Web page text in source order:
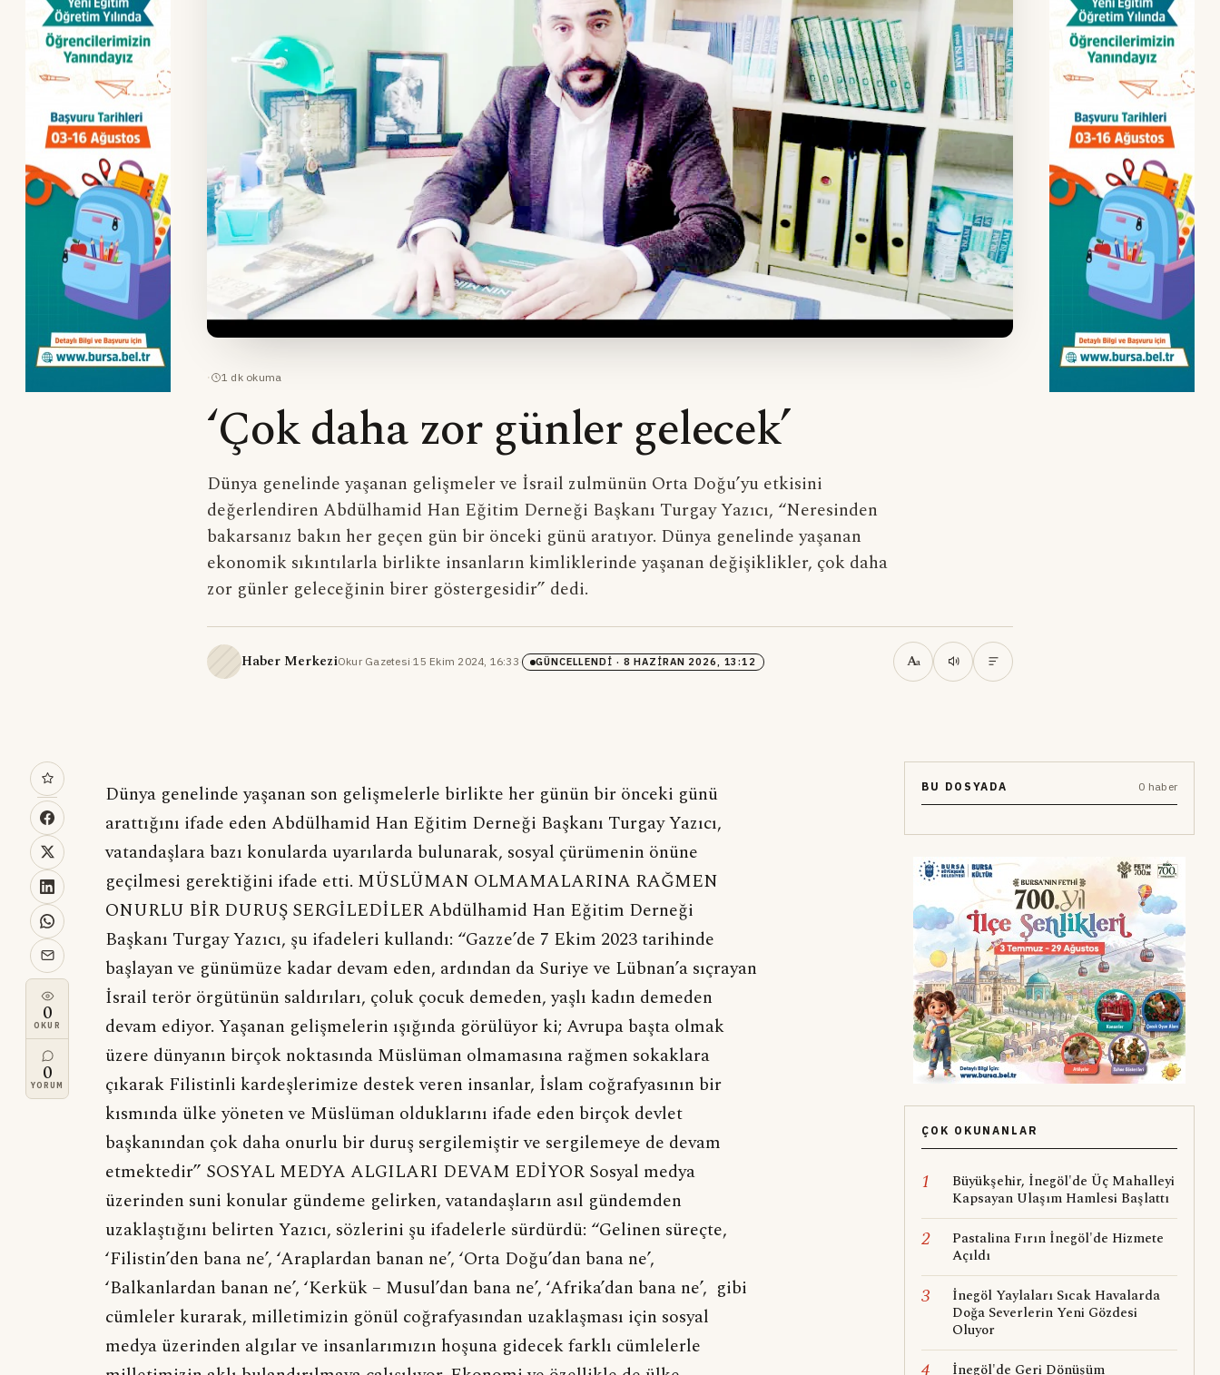
· 1 dk okuma
‘Çok daha zor günler gelecek’
Dünya genelinde yaşanan gelişmeler ve İsrail zulmünün Orta Doğu’yu etkisini
değerlendiren Abdülhamid Han Eğitim Derneği Başkanı Turgay Yazıcı, “Neresinden
bakarsanız bakın her geçen gün bir önceki günü aratıyor. Dünya genelinde yaşanan
ekonomik sıkıntılarla birlikte insanların kimliklerinde yaşanan değişiklikler, çok daha
zor günler geleceğinin birer göstergesidir” dedi.
Haber MerkeziOkur Gazetesi·15 Ekim 2024, 16:33· GÜNCELLENDI · 8 HAZIRAN 2026, 13:12 Aa
0
OKUR
0
YORUM
Dünya genelinde yaşanan son gelişmelerle birlikte her günün bir önceki günü
arattığını ifade eden Abdülhamid Han Eğitim Derneği Başkanı Turgay Yazıcı,
vatandaşlara bazı konularda uyarılarda bulunarak, sosyal çürümenin önüne
geçilmesi gerektiğini ifade etti. MÜSLÜMAN OLMAMALARINA RAĞMEN
ONURLU BİR DURUŞ SERGİLEDİLER Abdülhamid Han Eğitim Derneği
Başkanı Turgay Yazıcı, şu ifadeleri kullandı: “Gazze’de 7 Ekim 2023 tarihinde
başlayan ve günümüze kadar devam eden, ardından da Suriye ve Lübnan’a sıçrayan
İsrail terör örgütünün saldırıları, çoluk çocuk demeden, yaşlı kadın demeden
devam ediyor. Yaşanan gelişmelerin ışığında görülüyor ki; Avrupa başta olmak
üzere dünyanın birçok noktasında Müslüman olmamasına rağmen sokaklara
çıkarak Filistinli kardeşlerimize destek veren insanlar, İslam coğrafyasının bir
kısmında ülke yöneten ve Müslüman olduklarını ifade eden birçok devlet
başkanından çok daha onurlu bir duruş sergilemiştir ve sergilemeye de devam
etmektedir” SOSYAL MEDYA ALGILARI DEVAM EDİYOR Sosyal medya
üzerinden suni konular gündeme gelirken, vatandaşların asıl gündemden
uzaklaştığını belirten Yazıcı, sözlerini şu ifadelerle sürdürdü: “Gelinen süreçte,
‘Filistin’den bana ne’, ‘Araplardan banan ne’, ‘Orta Doğu’dan bana ne’,
‘Balkanlardan banan ne’, ‘Kerkük – Musul’dan bana ne’, ‘Afrika’dan bana ne’, gibi
cümleler kurarak, milletimizin gönül coğrafyasından uzaklaşması için sosyal
medya üzerinden algılar ve insanlarımızın hoşuna gidecek farklı cümlelerle
BU DOSYADA 0 haber
ÇOK OKUNANLAR
1
Büyükşehir, İnegöl'de Üç Mahalleyi
Kapsayan Ulaşım Hamlesi Başlattı
2
Pastalina Fırın İnegöl'de Hizmete
Açıldı
3
İnegöl Yaylaları Sıcak Havalarda
Doğa Severlerin Yeni Gözdesi
Oluyor
İnegöl'de Geri Dönüşüm